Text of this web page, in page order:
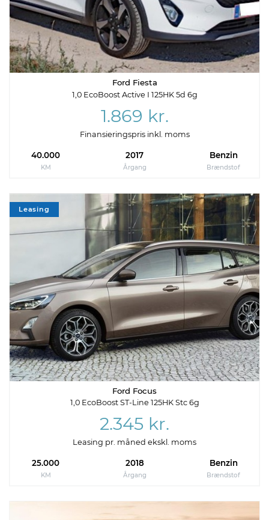
Ford Fiesta
1,0 EcoBoost Active I 125HK 5d 6g
1.869 kr.
Finansieringspris inkl. moms
40.000
KM
2017
Årgang
Benzin
Brændstof
Leasing
Ford Focus
1,0 EcoBoost ST-Line 125HK Stc 6g
2.345 kr.
Leasing pr. måned ekskl. moms
25.000
KM
2018
Årgang
Benzin
Brændstof